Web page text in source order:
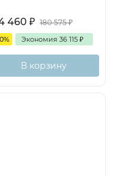
460 ₽ 180 575₽
Экономия 36 115 ₽
В корзину